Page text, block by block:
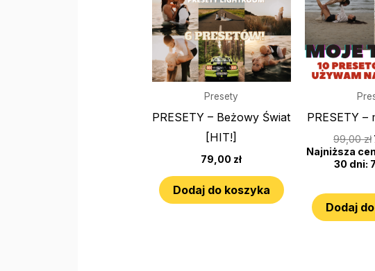
Presety
PRESETY – Beżowy Świat
[HIT!]
79,00 zł
Dodaj do koszyka
PRESETY –
99,00zł
Najniższa
30 dni:
Dodaj